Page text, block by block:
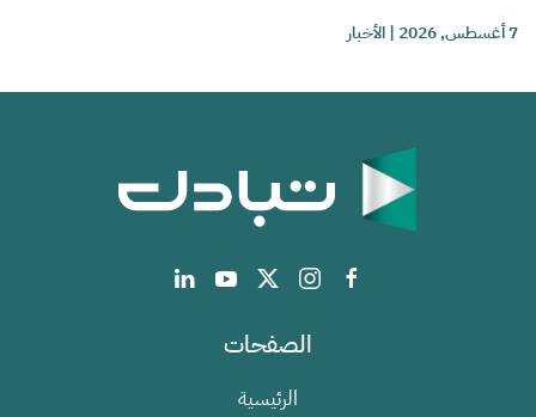
7 أغسطس, 2026 |الأخبار
الصفحات
الرئيسية